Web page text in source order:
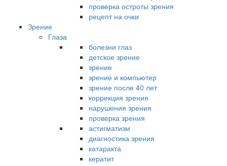
проверка остроты зрения
рецепт на очки
Зрение
Глаза
болезни глаз
детское зрение
зрение
зрение и компьютер
зрение после 40 лет
коррекция зрения
нарушения зрения
проверка зрения
астигматизм
диагностика зрения
катаракта
кератит